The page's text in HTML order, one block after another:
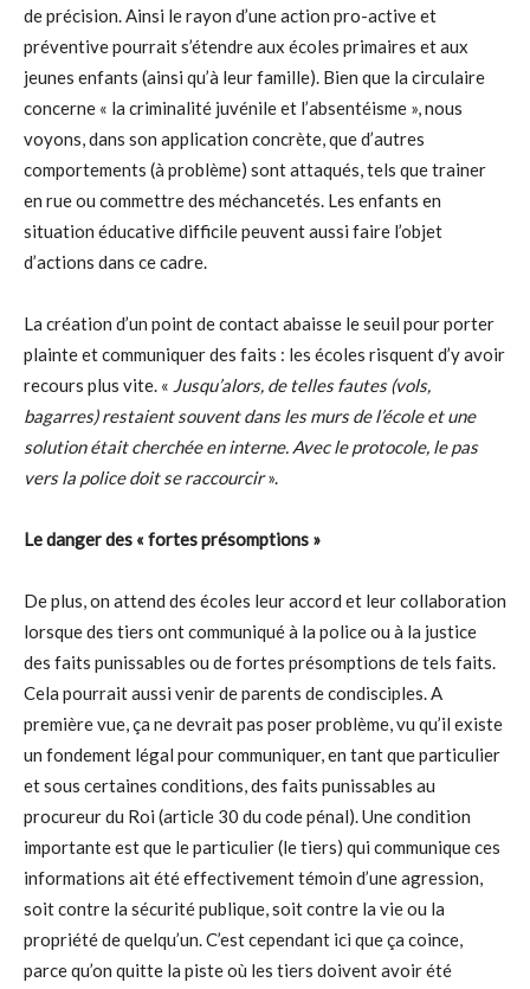
de précision. Ainsi le rayon d’une action pro-active et
préventive pourrait s’étendre aux écoles primaires et aux
jeunes enfants (ainsi qu’à leur famille). Bien que la circulaire
concerne « la criminalité juvénile et l’absentéisme », nous
voyons, dans son application concrète, que d’autres
comportements (à problème) sont attaqués, tels que trainer
en rue ou commettre des méchancetés. Les enfants en
situation éducative difficile peuvent aussi faire l’objet
d’actions dans ce cadre.
La création d’un point de contact abaisse le seuil pour porter
plainte et communiquer des faits : les écoles risquent d’y avoir
recours plus vite. « Jusqu’alors, de telles fautes (vols,
bagarres) restaient souvent dans les murs de l’école et une
solution était cherchée en interne. Avec le protocole, le pas
vers la police doit se raccourcir».
Le danger des « fortes présomptions »
De plus, on attend des écoles leur accord et leur collaboration
lorsque des tiers ont communiqué à la police ou à la justice
des faits punissables ou de fortes présomptions de tels faits.
Cela pourrait aussi venir de parents de condisciples. A
première vue, ça ne devrait pas poser problème, vu qu’il existe
un fondement légal pour communiquer, en tant que particulier
et sous certaines conditions, des faits punissables au
procureur du Roi (article 30 du code pénal). Une condition
importante est que le particulier (le tiers) qui communique ces
informations ait été effectivement témoin d’une agression,
soit contre la sécurité publique, soit contre la vie ou la
propriété de quelqu’un. C’est cependant ici que ça coince,
parce qu’on quitte la piste où les tiers doivent avoir été